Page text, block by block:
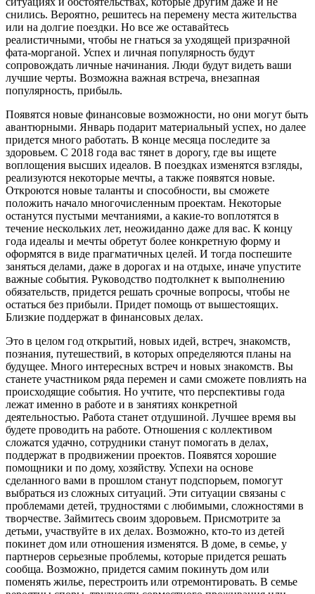
снились. Вероятно, решитесь на перемену места жительства
или на долгие поездки. Но все же оставайтесь
реалистичными, чтобы не гнаться за уходящей призрачной
фата-морганой. Успех и личная популярность будут
сопровождать личные начинания. Люди будут видеть ваши
лучшие черты. Возможна важная встреча, внезапная
популярность, прибыль.
Появятся новые финансовые возможности, но они могут быть
авантюрными. Январь подарит материальный успех, но далее
придется много работать. В конце месяца последите за
здоровьем. С 2018 года вас тянет в дорогу, где вы ищете
воплощения высших идеалов. В поездках изменятся взгляды,
реализуются некоторые мечты, а также появятся новые.
Откроются новые таланты и способности, вы сможете
положить начало многочисленным проектам. Некоторые
останутся пустыми мечтаниями, а какие-то воплотятся в
течение нескольких лет, неожиданно даже для вас. К концу
года идеалы и мечты обретут более конкретную форму и
оформятся в виде прагматичных целей. И тогда поспешите
заняться делами, даже в дорогах и на отдыхе, иначе упустите
важные события. Руководство подтолкнет к выполнению
обязательств, придется решать срочные вопросы, чтобы не
остаться без прибыли. Придет помощь от вышестоящих.
Близкие поддержат в финансовых делах.
Это в целом год открытий, новых идей, встреч, знакомств,
познания, путешествий, в которых определяются планы на
будущее. Много интересных встреч и новых знакомств. Вы
станете участником ряда перемен и сами сможете повлиять на
происходящие события. Но учтите, что перспективы года
лежат именно в работе и в занятиях конкретной
деятельностью. Работа станет отдушиной. Лучшее время вы
будете проводить на работе. Отношения с коллективом
сложатся удачно, сотрудники станут помогать в делах,
поддержат в продвижении проектов. Появятся хорошие
помощники и по дому, хозяйству. Успехи на основе
сделанного вами в прошлом станут подспорьем, помогут
выбраться из сложных ситуаций. Эти ситуации связаны с
проблемами детей, трудностями с любимыми, сложностями в
творчестве. Займитесь своим здоровьем. Присмотрите за
детьми, участвуйте в их делах. Возможно, кто-то из детей
покинет дом или отношения изменятся. В доме, в семье, у
партнеров серьезные проблемы, которые придется решать
сообща. Возможно, придется самим покинуть дом или
поменять жилье, перестроить или отремонтировать. В семье